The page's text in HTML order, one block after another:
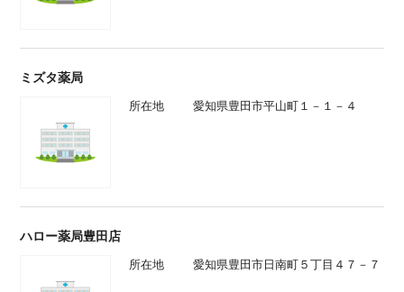
ミズタ薬局
所在地 愛知県豊田市平山町１－１－４
ハロー薬局豊田店
所在地 愛知県豊田市日南町５丁目４７－７